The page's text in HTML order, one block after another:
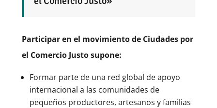
Participar en el movimiento de Ciudades por
el Comercio Justo supone:
Formar parte de una red global de apoyo
internacional a las comunidades de
pequeños productores, artesanos y familias